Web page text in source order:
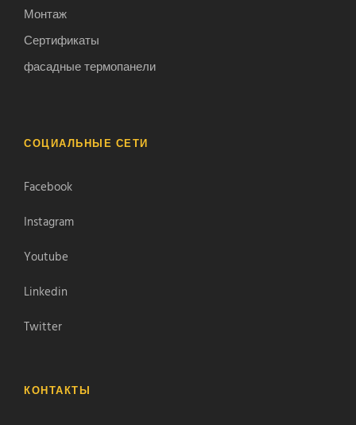
Монтаж
Сертификаты
фасадные термопанели
СОЦИАЛЬНЫЕ СЕТИ
Facebook
Instagram
Youtube
Linkedin
Twitter
КОНТАКТЫ